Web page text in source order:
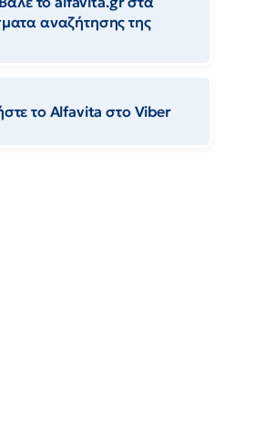
αναζήτησης της
το Αlfavita στο Viber